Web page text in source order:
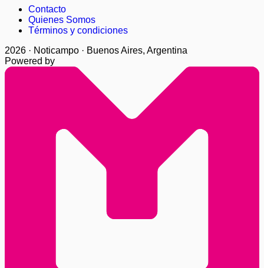
Contacto
Quienes Somos
Términos y condiciones
2026 · Noticampo · Buenos Aires, Argentina
Powered by